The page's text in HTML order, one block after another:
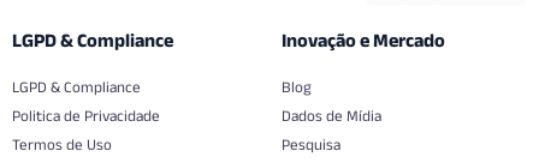
LGPD & Compliance
LGPD & Compliance
Politica de Privacidade
Termos de Uso
Inovação e Mercado
Blog
Dados de Mídia
Pesquisa